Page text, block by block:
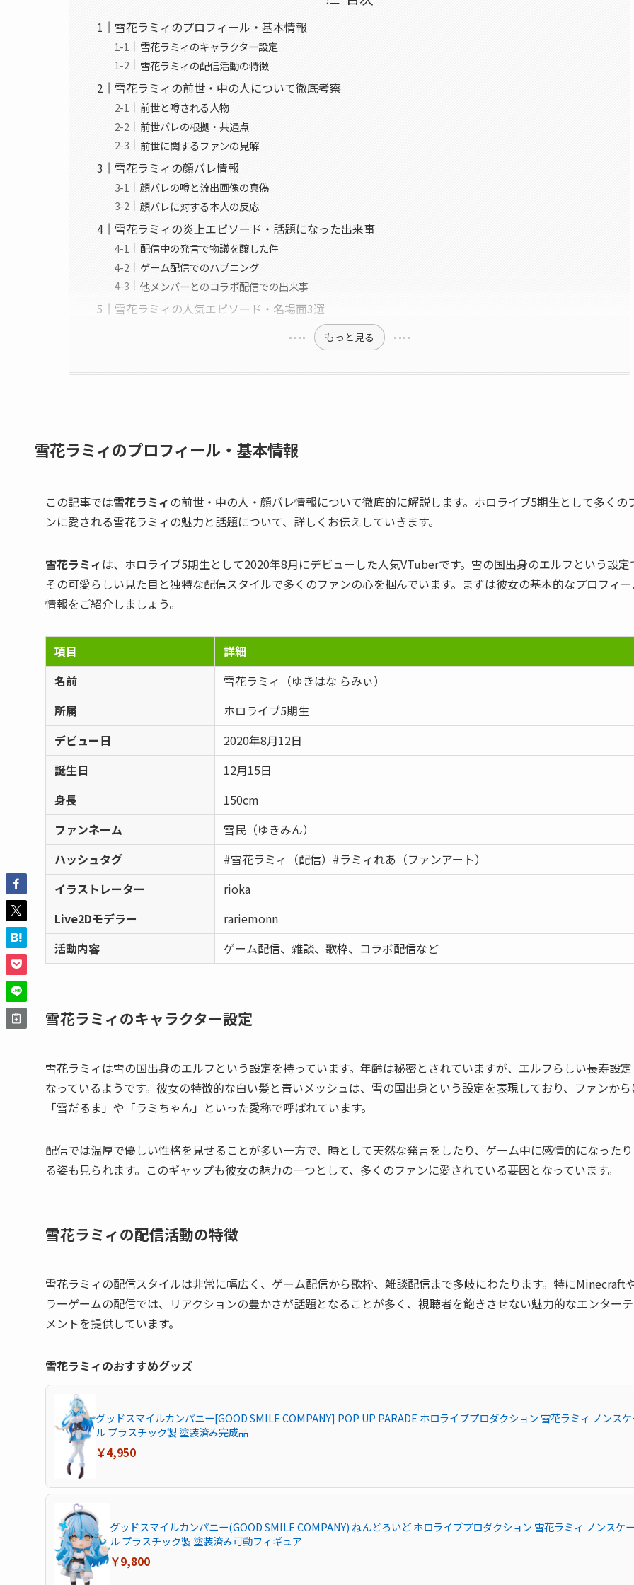
雪花ラミィのプロフィール・基本情報
雪花ラミィのキャラクター設定
雪花ラミィの配信活動の特徴
雪花ラミィの前世・中の人について徹底考察
前世と噂される人物
前世バレの根拠・共通点
前世に関するファンの見解
雪花ラミィの顔バレ情報
顔バレの噂と流出画像の真偽
顔バレに対する本人の反応
雪花ラミィの炎上エピソード・話題になった出来事
配信中の発言で物議を醸した件
ゲーム配信でのハプニング
他メンバーとのコラボ配信での出来事
雪花ラミィの人気エピソード・名場面3選
もっと見る
雪花ラミィのプロフィール・基本情報
この記事では雪花ラミィの前世・中の人・顔バレ情報について徹底的に解説します。ホロライブ5期生として多くの
ンに愛される雪花ラミィの魅力と話題について、詳しくお伝えしていきます。
雪花ラミィは、ホロライブ5期生として2020年8月にデビューした人気VTuberです。雪の国出身のエルフという設定
その可愛らしい見た目と独特な配信スタイルで多くのファンの心を掴んでいます。まずは彼女の基本的なプロフィ
情報をご紹介しましょう。
項目
詳細
名前
雪花ラミィ（ゆきはな らみぃ）
所属
ホロライブ5期生
デビュー日
2020年8月12日
誕生日
12月15日
身長
150cm
ファンネーム
雪民（ゆきみん）
ハッシュタグ
#雪花ラミィ（配信）#ラミィれあ（ファンアート）
イラストレーター
rioka
Live2Dモデラー
rariemonn
活動内容
ゲーム配信、雑談、歌枠、コラボ配信など
雪花ラミィのキャラクター設定
雪花ラミィは雪の国出身のエルフという設定を持っています。年齢は秘密とされていますが、エルフらしい長寿設定
なっているようです。彼女の特徴的な白い髪と青いメッシュは、雪の国出身という設定を表現しており、ファンから
「雪だるま」や「ラミちゃん」といった愛称で呼ばれています。
配信では温厚で優しい性格を見せることが多い一方で、時として天然な発言をしたり、ゲーム中に感情的になった
る姿も見られます。このギャップも彼女の魅力の一つとして、多くのファンに愛されている要因となっています。
雪花ラミィの配信活動の特徴
雪花ラミィの配信スタイルは非常に幅広く、ゲーム配信から歌枠、雑談配信まで多岐にわたります。特にMinecraft
ラーゲームの配信では、リアクションの豊かさが話題となることが多く、視聴者を飽きさせない魅力的なエンター
メントを提供しています。
雪花ラミィのおすすめグッズ
グッドスマイルカンパニー[GOOD SMILE COMPANY] POP UP PARADE ホロライブプロダクション 雪花ラミィ ノンスケ
ル プラスチック製 塗装済み完成品
￥4,950
グッドスマイルカンパニー(GOOD SMILE COMPANY) ねんどろいど ホロライブプロダクション 雪花ラミィ ノンスケー
ル プラスチック製 塗装済み可動フィギュア
￥9,800